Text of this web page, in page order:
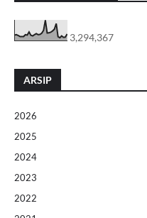
3,294,367
ARSIP
2026
2025
2024
2023
2022